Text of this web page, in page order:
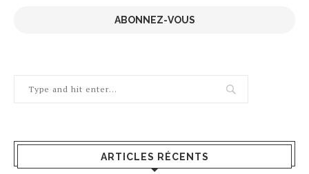
ABONNEZ-VOUS
ARTICLES RÉCENTS